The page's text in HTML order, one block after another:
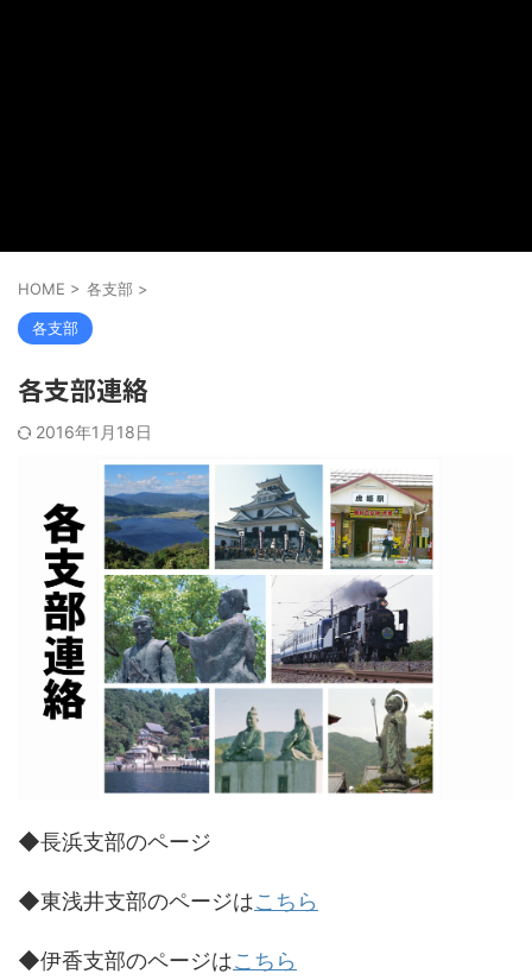
HOME > 各支部 >
各支部
各支部連絡
2016年1月18日
◆長浜支部のページ
◆東浅井支部のページはこちら
◆伊香支部のページはこちら